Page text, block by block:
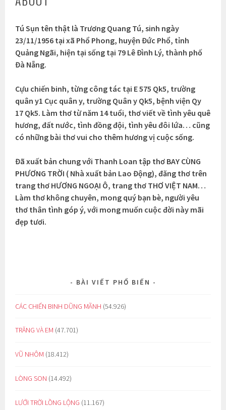
Tú Sụn tên thật là Trương Quang Tú, sinh ngày
23/11/1956 tại xã Phổ Phong, huyện Đức Phổ, tỉnh
Quảng Ngãi, hiện tại sống tại 79 Lê Đình Lý, thành phố
Đà Nẵng.
Cựu chiến binh, từng công tác tại E 575 Qk5, trường
quân y1 Cục quân y, trường Quân y Qk5, bệnh viện Qy
17 Qk5. Làm thơ từ năm 14 tuổi, thơ viết về tình yêu quê
hương, đất nước, tình đồng đội, tình yêu đôi lứa… cũng
có những bài thơ vui cho thêm hương vị cuộc sống.
Đã xuất bản chung với Thanh Loan tập thơ BAY CÙNG
PHƯƠNG TRỜI ( Nhà xuất bản Lao Động), đăng thơ trên
trang thơ HƯƠNG NGOẠI Ô, trang thơ THƠ VIỆT NAM…
Làm thơ không chuyên, mong quý bạn bè, người yêu
thơ thân tình góp ý, với mong muốn cuộc đời này mãi
đẹp tươi.
BÀI VIẾT PHỔ BIẾN
CÁC CHIẾN BINH DŨNG MÃNH (54.926)
TRĂNG VÀ EM (47.701)
VŨ NHÔM (18.412)
LÒNG SON (14.492)
LƯỚI TRỜI LỒNG LỘNG (11.167)